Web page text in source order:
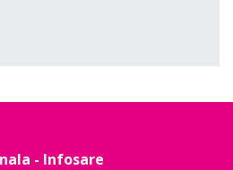
- Infosare